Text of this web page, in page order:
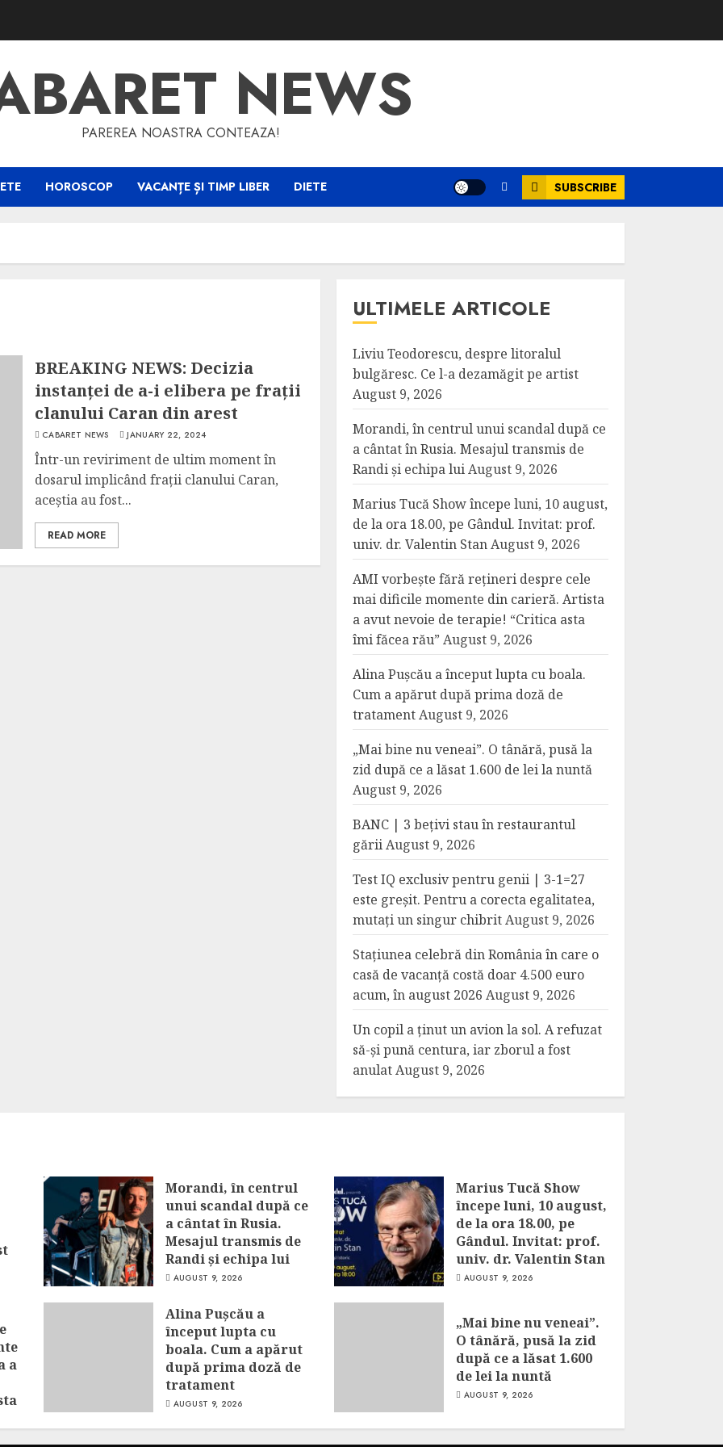
NEWS
PAREREA NOASTRA CONTEAZA!
HOROSCOP VACANȚE ȘI TIMP LIBER DIETE SUBSCRIBE
BREAKING NEWS: Decizia
instanței de a-i elibera pe frații
clanului Caran din arest
CABARET NEWS JANUARY 22, 2024
Într-un reviriment de ultim moment în
dosarul implicând frații clanului Caran,
aceștia au fost...
READ MORE
ULTIMELE ARTICOLE
Liviu Teodorescu, despre litoralul
bulgăresc. Ce l-a dezamăgit pe artist
August 9, 2026
Morandi, în centrul unui scandal după ce
a cântat în Rusia. Mesajul transmis de
Randi și echipa luiAugust 9, 2026
Marius Tucă Show începe luni, 10 august,
de la ora 18.00, pe Gândul. Invitat: prof.
univ. dr. Valentin StanAugust 9, 2026
AMI vorbește fără rețineri despre cele
mai dificile momente din carieră. Artista
a avut nevoie de terapie! “Critica asta
îmi făcea rău” August 9, 2026
Alina Pușcău a început lupta cu boala.
Cum a apărut după prima doză de
tratamentAugust 9, 2026
„Mai bine nu veneai”. O tânără, pusă la
zid după ce a lăsat 1.600 de lei la nuntă
August 9, 2026
BANC | 3 bețivi stau în restaurantul
găriiAugust 9, 2026
Test IQ exclusiv pentru genii | 3-1=27
este greșit. Pentru a corecta egalitatea,
mutați un singur chibritAugust 9, 2026
Stațiunea celebră din România în care o
casă de vacanță costă doar 4.500 euro
acum, în august 2026 August 9, 2026
Un copil a ținut un avion la sol. A refuzat
să-și pună centura, iar zborul a fost
anulatAugust 9, 2026
Morandi, în centrul
unui scandal după ce
a cântat în Rusia.
Mesajul transmis de
Randi și echipa lui
AUGUST 9, 2026
Marius Tucă Show
începe luni, 10 august,
de la ora 18.00, pe
Gândul. Invitat: prof.
univ. dr. Valentin Stan
AUGUST 9, 2026
a
Alina Pușcău a
început lupta cu
boala. Cum a apărut
după prima doză de
tratament
AUGUST 9, 2026
„Mai bine nu veneai”.
O tânără, pusă la zid
după ce a lăsat 1.600
de lei la nuntă
AUGUST 9, 2026